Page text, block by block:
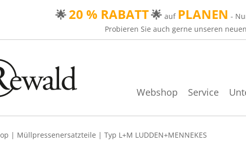
🌟 20 % RABATT🌟 auf PLANEN -
Probieren Sie auch gerne unseren neuen
Webshop Service
| Müllpressenersatzteile | Typ L+M LUDDEN+MENNEKES